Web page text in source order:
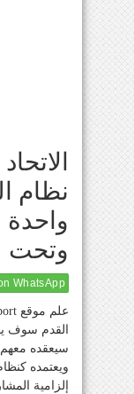
نظام
وتحت
WhatsApp
القدم سوف
سيعقده معهم
ويعتمده